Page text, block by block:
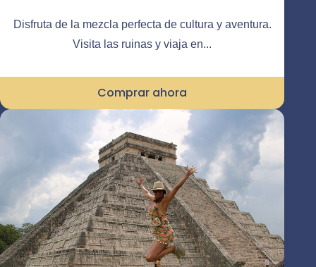
Disfruta de la mezcla perfecta de cultura y aventura.
Visita las ruinas y viaja en...
Comprar ahora